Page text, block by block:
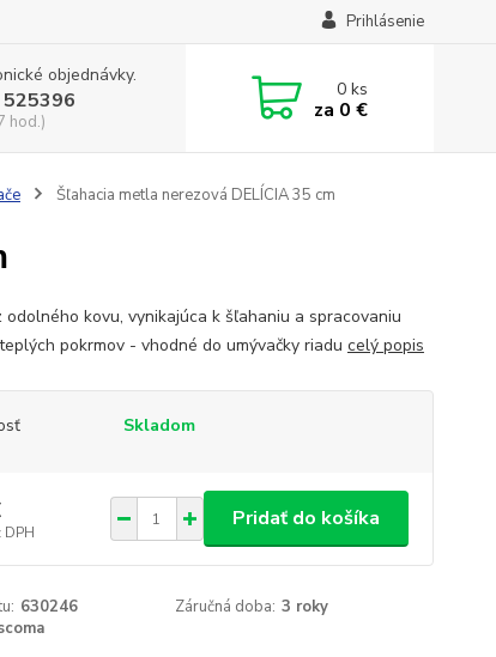
Prihlásenie
objednávky.
hod.)
0ks
za 0 €
Šľahacia metla nerezová DELÍCIA 35 cm
odolného kovu, vynikajúca k šľahaniu a spracovaniu
pokrmov - vhodné do umývačky riadu celý popis
Skladom
DPH
Pridať do košíka
630246 Záručná doba: 3 roky